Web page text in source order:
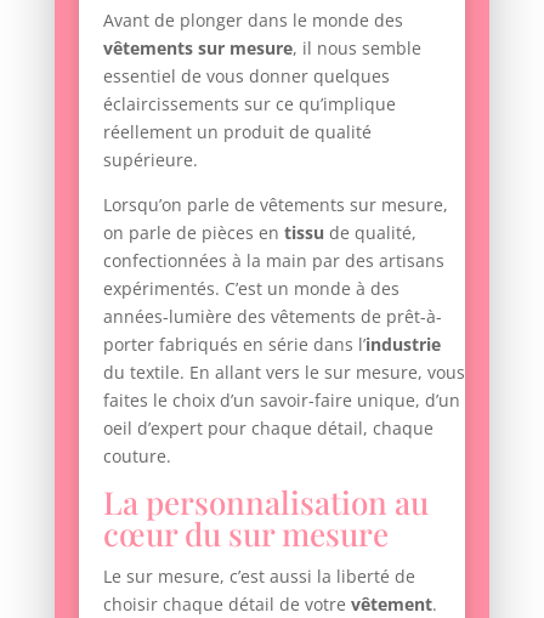
Avant de plonger dans le monde des
vêtements sur mesure, il nous semble
essentiel de vous donner quelques
éclaircissements sur ce qu’implique
réellement un produit de qualité
supérieure.
Lorsqu’on parle de vêtements sur mesure,
on parle de pièces en tissu de qualité,
confectionnées à la main par des artisans
expérimentés. C’est un monde à des
années-lumière des vêtements de prêt-à-
porter fabriqués en série dans l’industrie
du textile. En allant vers le sur mesure, vous
faites le choix d’un savoir-faire unique, d’un
oeil d’expert pour chaque détail, chaque
couture.
La personnalisation au
cœur du sur mesure
Le sur mesure, c’est aussi la liberté de
choisir chaque détail de votre vêtement.